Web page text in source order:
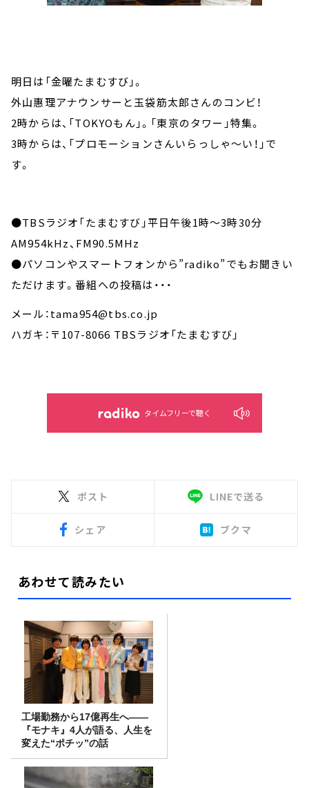
明日は「金曜たまむすび」。
外山惠理アナウンサーと玉袋筋太郎さんのコンビ！
2時からは、「TOKYOもん」。「東京のタワー」特集。
3時からは、「プロモーションさんいらっしゃ～い！」で
す。
●TBSラジオ「たまむすび」平日午後1時～3時30分
AM954kHz、FM90.5MHz
●パソコンやスマートフォンから”radiko”でもお聞きい
ただけます。番組への投稿は・・・
メール：tama954@tbs.co.jp
ハガキ：〒107-8066 TBSラジオ「たまむすび」
タイムフリーで聴く
ポスト LINEで送る
シェア ブクマ
あわせて読みたい
工場勤務から17億再生へ——
『モナキ』4人が語る、人生を
変えた“ポチッ”の話